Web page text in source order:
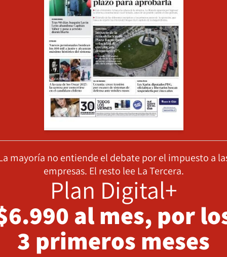
mayoría no entiende el debate por el impuesto a
empresas. El resto lee La Tercera.
Plan Digital+
al mes, por
3 primeros meses